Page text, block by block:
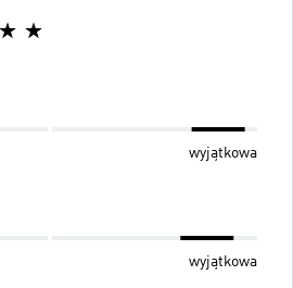
wyjątkowa
wyjątkowa